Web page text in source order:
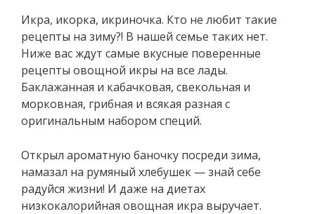
Икра, икорка, икриночка. Кто не любит такие
рецепты на зиму?! В нашей семье таких нет.
Ниже вас ждут самые вкусные поверенные
рецепты овощной икры на все лады.
Баклажанная и кабачковая, свекольная и
морковная, грибная и всякая разная с
оригинальным набором специй.
Открыл ароматную баночку посреди зима,
намазал на румяный хлебушек — знай себе
радуйся жизни! И даже на диетах
низкокалорийная овощная икра выручает.